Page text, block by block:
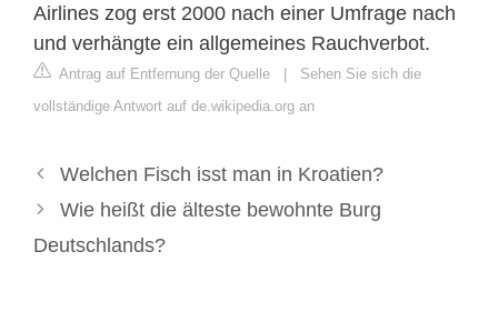
Airlines zog erst 2000 nach einer Umfrage nach
und verhängte ein allgemeines Rauchverbot.
Antrag auf Entfernung der Quelle | Sehen Sie sich die
vollständige Antwort auf de.wikipedia.org an
Welchen Fisch isst man in Kroatien?
Wie heißt die älteste bewohnte Burg
Deutschlands?